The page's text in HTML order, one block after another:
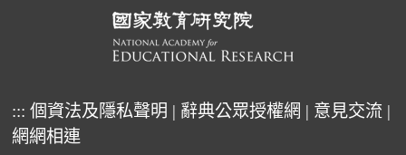
::: 個資法及隱私聲明 | 辭典公眾授權網 | 意見交流 |
網網相連